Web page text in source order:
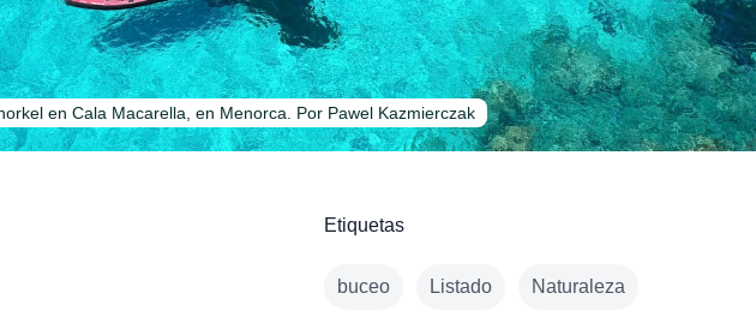
en Cala Macarella, en Menorca. Por Pawel Kazmierczak
Etiquetas
buceo Listado Naturaleza